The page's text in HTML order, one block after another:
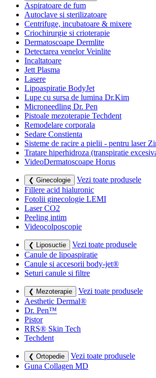
Aspiratoare de fum
Autoclave si sterilizatoare
Centrifuge, incubatoare & mixere
Criochirurgie si crioterapie
Dermatoscoape Dermlite
Detectarea venelor Veinlite
Incaltatoare
Jett Plasma
Lasere
Lipoaspiratie BodyJet
Lupe cu sursa de lumina Dr.Kim
Microneedling Dr. Pen
Pistoale mezoterapie Techdent
Remodelare corporala
Sedare Constienta
Sisteme de racire a pielii - pentru laser
Tratare hiperhidroza (transpiratie
VideoDermatoscoape Horus
❮ Ginecologie
Vezi toate produsele
Fillere acid hialuronic
Fotolii ginecologie LEMI
Laser CO2
Peeling intim
Videocolposcopie
❮ Liposuctie
Vezi toate produsele
Canule de lipoaspiratie
Canule si accesorii body-jet®
Seturi canule si filtre
❮ Mezoterapie
Vezi toate produsele
Aesthetic Dermal®
Dr. Pen™
Pistor
RRS® Skin Tech
Techdent
❮ Ortopedie
Vezi toate produsele
Guna Collagen MD